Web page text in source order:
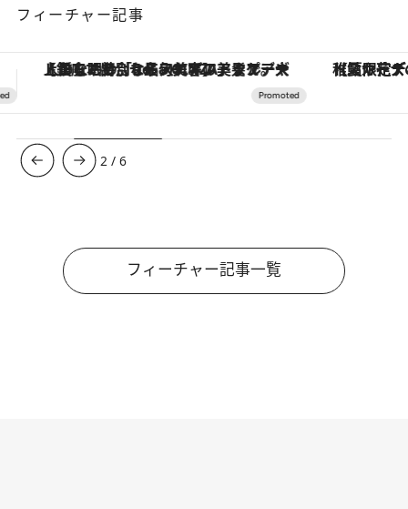
フィーチャー記事
【夏限定ディナーコース】旬を迎える稚鮎や花ズッキーニなどをイタリア・トスカーナの郷土料理の手法で満喫！ ヴァシュロン・コンスタンタ
3 /6
フィーチャー記事一覧